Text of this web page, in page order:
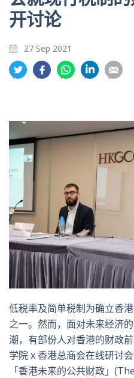
开讨论
27 Sep 2021
分
享
分
享
分
享
享
享
郵
低税率及简单税制为确立香
之一。然而，面对未来经济
潮，有部份人对香港的财政
学院 x 香港总商会在线研讨
「香港未来的公共财政」